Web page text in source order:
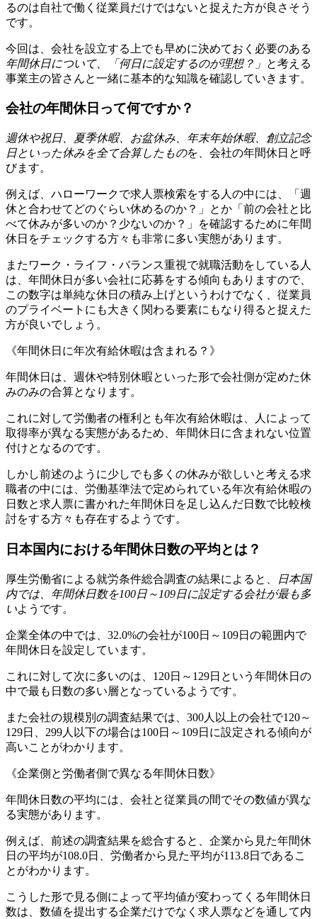
るのは自社で働く従業員だけではないと捉えた方が良さそう
です。
今回は、会社を設立する上でも早めに決めておく必要のある
年間休日について、「何日に設定するのが理想？」 と考える
事業主の皆さんと一緒に基本的な知識を確認していきます。
会社の年間休日って何ですか？
週休や祝日、夏季休暇、お盆休み、年末年始休暇、創立記念
日といった休みを全て合算したものを、会社の年間休日と呼
びます。
例えば、ハローワークで求人票検索をする人の中には、「週
休と合わせてどのぐらい休めるのか？」とか「前の会社と比
べて休みが多いのか？少ないのか？」を確認するために年間
休日をチェックする方々も非常に多い実態があります。
またワーク・ライフ・バランス重視で就職活動をしている人
は、年間休日が多い会社に応募をする傾向もありますので、
この数字は単純な休日の積み上げというわけでなく、従業員
のプライベートにも大きく関わる要素にもなり得ると捉えた
方が良いでしょう。
《年間休日に年次有給休暇は含まれる？》
年間休日は、週休や特別休暇といった形で会社側が定めた休
みのみの合算となります。
これに対して労働者の権利とも年次有給休暇は、人によって
取得率が異なる実態があるため、年間休日に含まれない位置
付けとなるのです。
しかし前述のように少しでも多くの休みが欲しいと考える求
職者の中には、労働基準法で定められている年次有給休暇の
日数と求人票に書かれた年間休日を足し込んだ日数で比較検
討をする方々も存在するようです。
日本国内における年間休日数の平均とは？
厚生労働省による就労条件総合調査の結果によると、
日本国
内では、年間休日数を100日～109日に設定する会社が最も多
いようです。
企業全体の中では、32.0%の会社が100日～109日の範囲内で
年間休日を設定しています。
これに対して次に多いのは、120日～129日という年間休日の
中で最も日数の多い層となっているようです。
また会社の規模別の調査結果では、300人以上の会社で120～
129日、299人以下の場合は100日～109日に設定される傾向が
高いことがわかります。
《企業側と労働者側で異なる年間休日数》
年間休日数の平均には、会社と従業員の間でその数値が異な
る実態があります。
例えば、前述の調査結果を総合すると、企業から見た年間休
日の平均が108.0日、労働者から見た平均が113.8日であるこ
とがわかります。
こうした形で見る側によって平均値が変わってくる年間休日
数は、数値を提出する企業だけでなく求人票などを通して内